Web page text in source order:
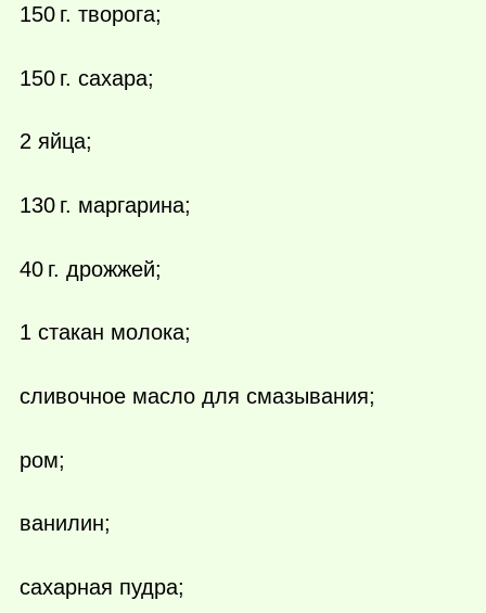
150 г. творога;
150 г. сахара;
2 яйца;
130 г. маргарина;
40 г. дрожжей;
1 стакан молока;
сливочное масло для смазывания;
ром;
ванилин;
сахарная пудра;